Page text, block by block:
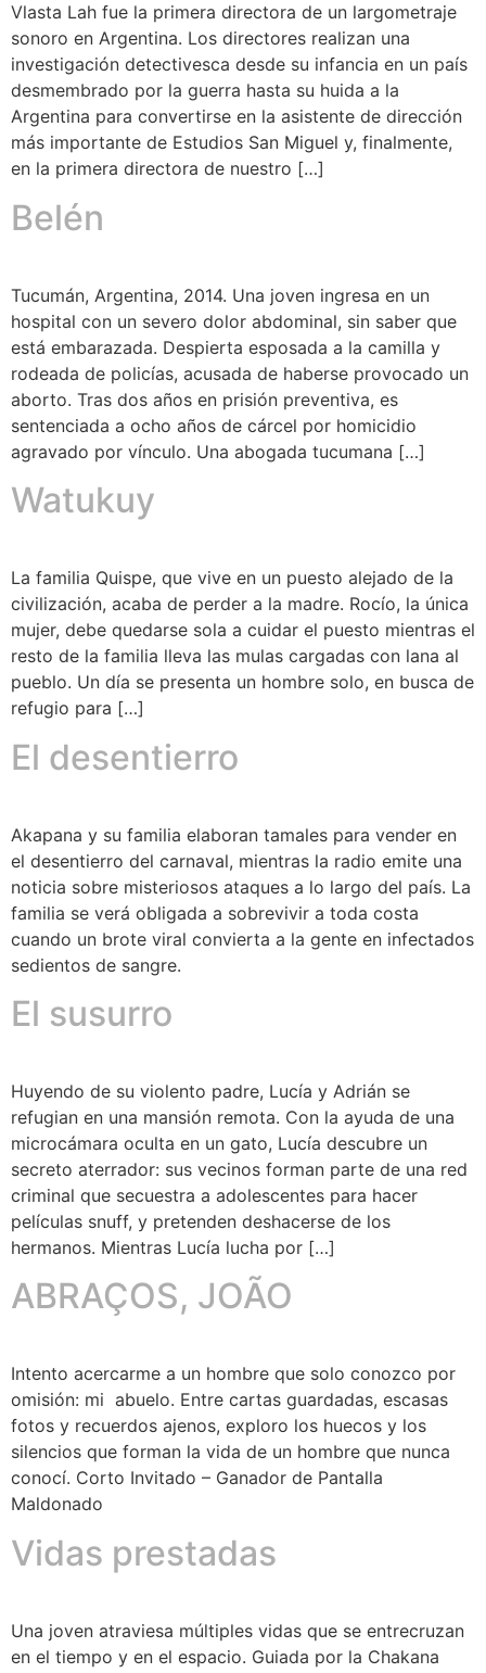
Vlasta Lah fue la primera directora de un largometraje
sonoro en Argentina. Los directores realizan una
investigación detectivesca desde su infancia en un país
desmembrado por la guerra hasta su huida a la
Argentina para convertirse en la asistente de dirección
más importante de Estudios San Miguel y, finalmente,
en la primera directora de nuestro […]
Belén
Tucumán, Argentina, 2014. Una joven ingresa en un
hospital con un severo dolor abdominal, sin saber que
está embarazada. Despierta esposada a la camilla y
rodeada de policías, acusada de haberse provocado un
aborto. Tras dos años en prisión preventiva, es
sentenciada a ocho años de cárcel por homicidio
agravado por vínculo. Una abogada tucumana […]
Watukuy
La familia Quispe, que vive en un puesto alejado de la
civilización, acaba de perder a la madre. Rocío, la única
mujer, debe quedarse sola a cuidar el puesto mientras el
resto de la familia lleva las mulas cargadas con lana al
pueblo. Un día se presenta un hombre solo, en busca de
refugio para […]
El desentierro
Akapana y su familia elaboran tamales para vender en
el desentierro del carnaval, mientras la radio emite una
noticia sobre misteriosos ataques a lo largo del país. La
familia se verá obligada a sobrevivir a toda costa
cuando un brote viral convierta a la gente en infectados
sedientos de sangre.
El susurro
Huyendo de su violento padre, Lucía y Adrián se
refugian en una mansión remota. Con la ayuda de una
microcámara oculta en un gato, Lucía descubre un
secreto aterrador: sus vecinos forman parte de una red
criminal que secuestra a adolescentes para hacer
películas snuff, y pretenden deshacerse de los
hermanos. Mientras Lucía lucha por […]
ABRAÇOS, JOÃO
Intento acercarme a un hombre que solo conozco por
omisión: mi abuelo. Entre cartas guardadas, escasas
fotos y recuerdos ajenos, exploro los huecos y los
silencios que forman la vida de un hombre que nunca
conocí. Corto Invitado – Ganador de Pantalla
Maldonado
Vidas prestadas
Una joven atraviesa múltiples vidas que se entrecruzan
en el tiempo y en el espacio. Guiada por la Chakana